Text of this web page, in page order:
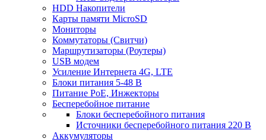
HDD Накопители
Карты памяти MicroSD
Мониторы
Коммутаторы (Свитчи)
Маршрутизаторы (Роутеры)
USB модем
Усиление Интернета 4G, LTE
Блоки питания 5-48 В
Питание PoE, Инжекторы
Бесперебойное питание
Блоки бесперебойного питания
Источники бесперебойного питания 220 В
Аккумуляторы